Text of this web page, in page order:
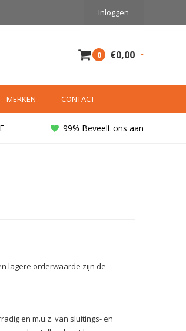
Inloggen
0 €0,00
MERKEN CONTACT
99% Beveelt ons aan
lagere orderwaarde zijn de
en m.u.z. van sluitings- en